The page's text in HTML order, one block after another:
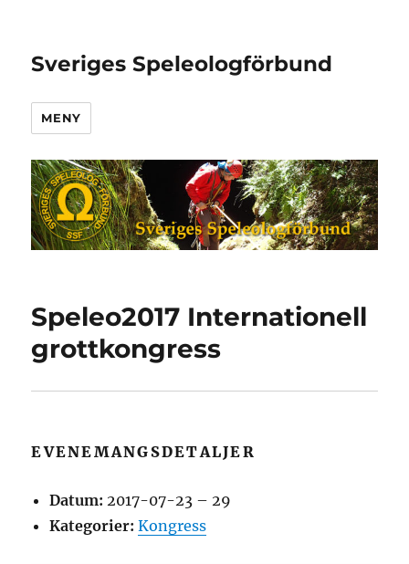
Sveriges Speleologförbund
MENY
Speleo2017 Internationell
grottkongress
EVENEMANGSDETALJER
Datum: 2017-07-23 – 29
Kategorier: Kongress